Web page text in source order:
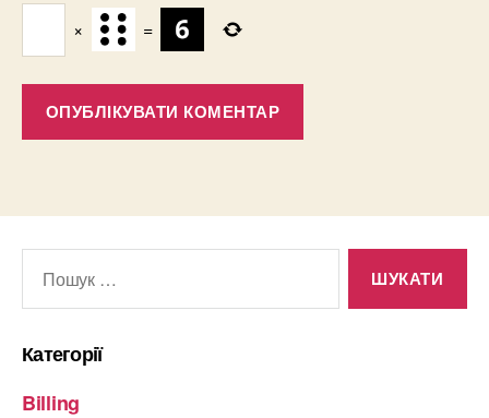
× =
Категорії
Billing